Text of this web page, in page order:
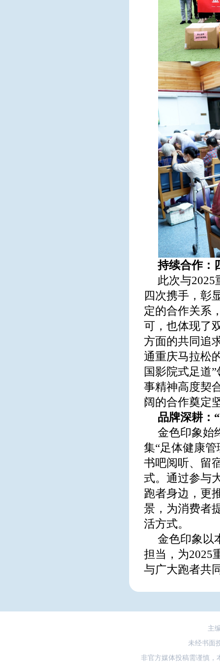
持续合作：
此次与
四次携手，彰
定的合作关系
可，也体现了
方面的共同追
通重庆马拉松
国影院式足道
事精神高度契
阔的合作奠定
品牌深耕：
金色印象始
集“足体健康
书吧阅听、留
式。通过参与
跑者身边，更
景，为消费者
活方式。
金色印象以
担当，为2025
与广大跑者共
主
未经书面
非官方媒体投稿需谨慎，